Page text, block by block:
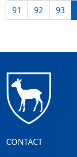
91
92 93
CONTACT